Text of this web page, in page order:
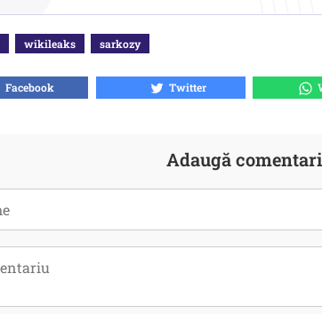
wikileaks sarkozy
Facebook Twitter
Adaugă